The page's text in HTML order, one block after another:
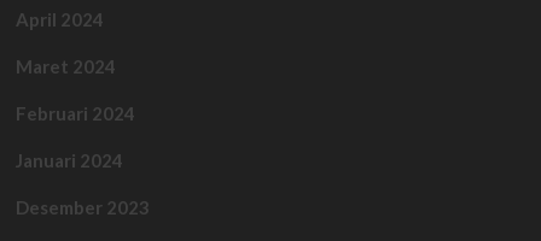
April 2024
Maret 2024
Februari 2024
Januari 2024
Desember 2023